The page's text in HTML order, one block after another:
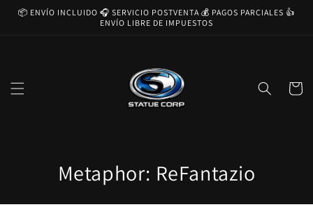
directamente
📦 ENVÍO INCLUIDO 🎧 SERVICIO POSTVENTA 💰 PAGOS PARCIALES 👍
ENVÍO LIBRE DE IMPUESTOS
Carrito
C
o
Metaphor: ReFantazio